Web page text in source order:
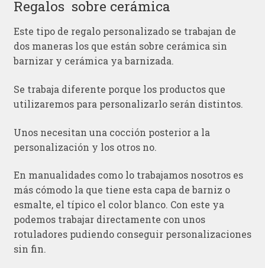
Regalos sobre cerámica
Este tipo de regalo personalizado se trabajan de
dos maneras los que están sobre cerámica sin
barnizar y cerámica ya barnizada.
Se trabaja diferente porque los productos que
utilizaremos para personalizarlo serán distintos.
Unos necesitan una cocción posterior a la
personalización y los otros no.
En manualidades como lo trabajamos nosotros es
más cómodo la que tiene esta capa de barniz o
esmalte, el típico el color blanco. Con este ya
podemos trabajar directamente con unos
rotuladores pudiendo conseguir personalizaciones
sin fin.